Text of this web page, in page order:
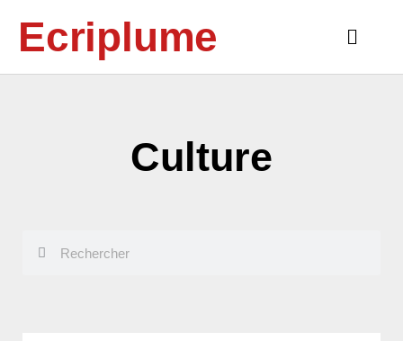
contenuEcriplume
Main
Culture